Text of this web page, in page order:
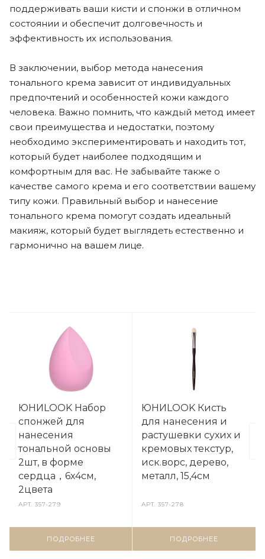
поддерживать ваши кисти и спонжи в отличном
состоянии и обеспечит долговечность и
эффективность их использования.
В заключении, выбор метода нанесения
тонального крема зависит от индивидуальных
предпочтений и особенностей кожи каждого
человека. Важно помнить, что каждый метод имеет
свои преимущества и недостатки, поэтому
необходимо экспериментировать и находить тот,
который будет наиболее подходящим и
комфортным для вас. Не забывайте также о
качестве самого крема и его соответствии вашему
типу кожи. Правильный выбор и нанесение
тонального крема помогут создать идеальный
макияж, который будет выглядеть естественно и
гармонично на вашем лице.
ЮНИLOOK Набор
спонжей для
нанесения
тональной основы
2шт, в форме
сердца，6х4см,
2цвета
АРТ.357-279
ПОДРОБНЕЕ
ЮНИLOOK Кисть
для нанесения и
растушевки сухих и
кремовых текстур,
иск.ворс, дерево,
металл, 15,4см
АРТ.357-278
ПОДРОБНЕЕ